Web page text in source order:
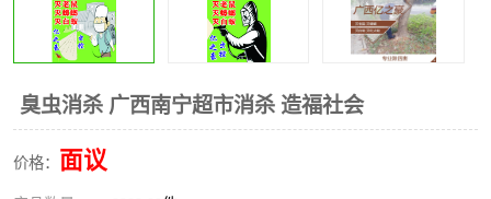
臭虫消杀 广西南宁超市消杀 造福社会
价格： 面议